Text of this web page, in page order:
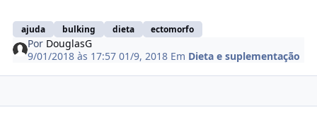
ajuda bulking dieta ectomorfo
Por DouglasG
9/01/2018 às 17:5701/9, 2018 Em Dieta e suplementação